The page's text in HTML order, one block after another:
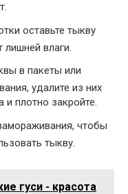
оставьте тыкву
влаги.
в пакеты или
удалите из них
плотно закройте.
чтобы
тыкву.
гуси - красота